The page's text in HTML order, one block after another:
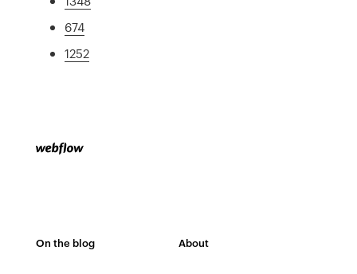
674
1252
On the blog About